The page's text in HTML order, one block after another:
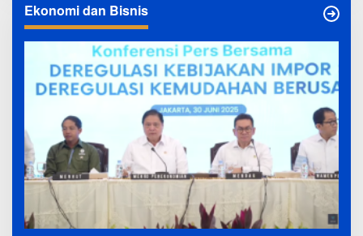
Ekonomi dan Bisnis